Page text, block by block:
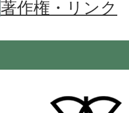
著作権・リンク